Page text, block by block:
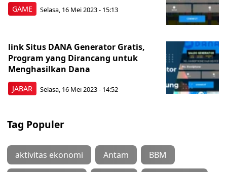
GAME Selasa, 16 Mei 2023 - 15:13
JABAR
link Situs DANA Generator Gratis,
Program yang Dirancang untuk
Menghasilkan Dana
Selasa, 16 Mei 2023 - 14:52
Tag Populer
aktivitas ekonomi Antam BBM